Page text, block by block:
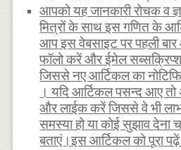
आपको यह जानकारी रोचक व
मित्रों के साथ इस गणित के
आप इस वेबसाइट पर पहली
फॉलो करें और ईमेल
जिससे नए आर्टिकल का
। यदि आर्टिकल पसन्द आए
और लाईक करें जिससे वे भी
समस्या हो या कोई सुझाव
बताएं।इस आर्टिकल को पूरा